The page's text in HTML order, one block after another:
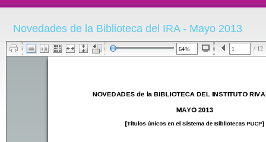
Novedades de la Biblioteca del IRA - Mayo 2013
/ 12